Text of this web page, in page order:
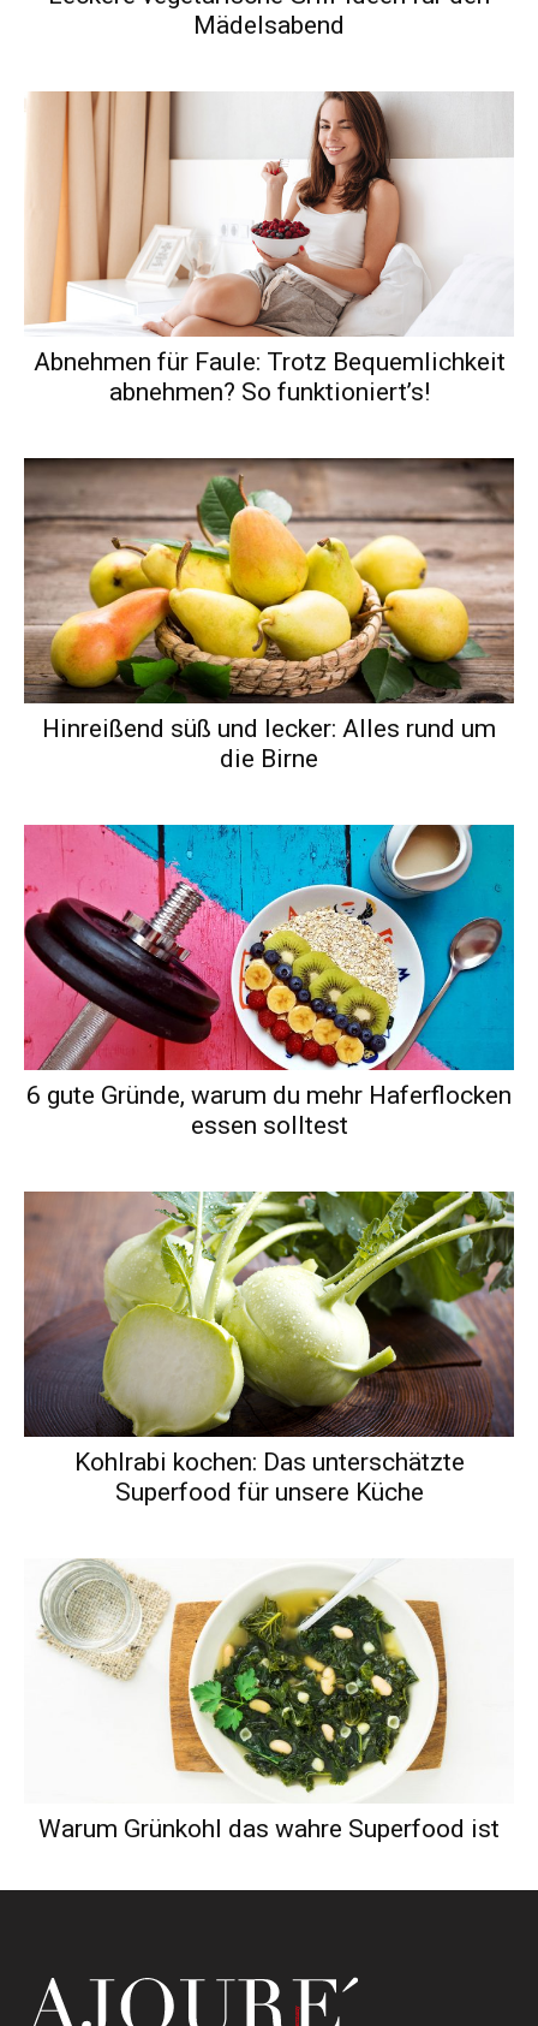
Mädelsabend
Abnehmen für Faule: Trotz Bequemlichkeit
abnehmen? So funktioniert’s!
Hinreißend süß und lecker: Alles rund um
die Birne
6 gute Gründe, warum du mehr Haferflocken
essen solltest
Kohlrabi kochen: Das unterschätzte
Superfood für unsere Küche
Warum Grünkohl das wahre Superfood ist